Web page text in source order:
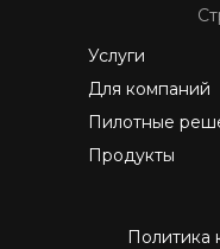
Политика
Продукты
Для компаний
Пилотные
Услуги